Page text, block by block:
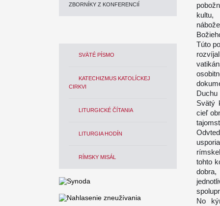
ZBORNÍKY Z KONFERENCIÍ
SVÄTÉ PÍSMO
KATECHIZMUS KATOLÍCKEJ
CIRKVI
LITURGICKÉ ČÍTANIA
LITURGIA HODÍN
RÍMSKY MISÁL
Túto
Svätý
cieľ
tohto
No